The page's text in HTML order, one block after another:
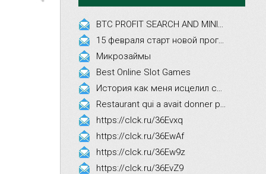
Микрозаймы
Best Online Slot Games
https://clck.ru/36Evxq
https://clck.ru/36EwAf
https://clck.ru/36Ew9z
https://clck.ru/36EvZ9